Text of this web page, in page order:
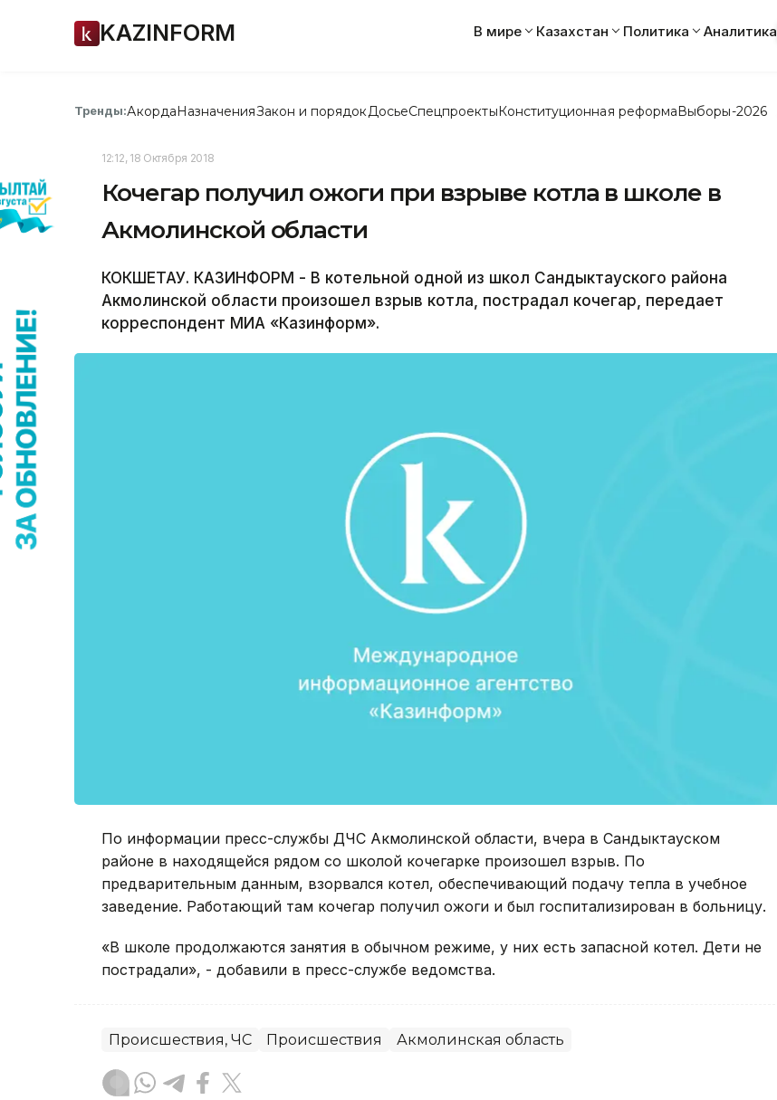
KAZINFORM В мире Казахстан Политика Аналитика
Тренды:АкордаНазначенияЗакон и порядок ДосьеСпецпроектыКонституционная реформаВыборы-2026
12:12, 18 Октября 2018
Кочегар получил ожоги при взрыве котла в школе в
Акмолинской области
КОКШЕТАУ. КАЗИНФОРМ - В котельной одной из школ Сандыктауского района
Акмолинской области произошел взрыв котла, пострадал кочегар, передает
корреспондент МИА «Казинформ».
По информации пресс-службы ДЧС Акмолинской области, вчера в Сандыктауском
районе в находящейся рядом со школой кочегарке произошел взрыв. По
предварительным данным, взорвался котел, обеспечивающий подачу тепла в учебное
заведение. Работающий там кочегар получил ожоги и был госпитализирован в больницу.
«В школе продолжаются занятия в обычном режиме, у них есть запасной котел. Дети не
пострадали», - добавили в пресс-службе ведомства.
Происшествия, ЧС Происшествия Акмолинская область